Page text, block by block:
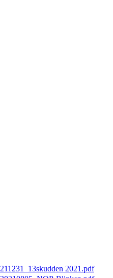
211231_13skudden 2021.pdf